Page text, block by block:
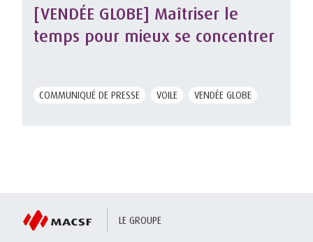
[VENDÉE GLOBE] Maîtriser le
temps pour mieux se concentrer
COMMUNIQUÉ DE PRESSE VOILE VENDÉE GLOBE
LE GROUPE